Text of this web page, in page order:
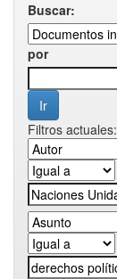
Buscar:
por
Filtros actuales: